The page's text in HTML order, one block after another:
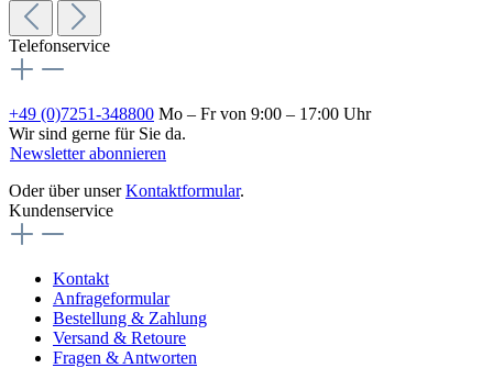
Telefonservice
+49 (0)7251-348800 Mo – Fr von 9:00 – 17:00 Uhr
Wir sind gerne für Sie da.
Newsletter abonnieren
Oder über unserKontaktformular.
Kundenservice
Kontakt
Anfrageformular
Bestellung & Zahlung
Versand & Retoure
Fragen & Antworten